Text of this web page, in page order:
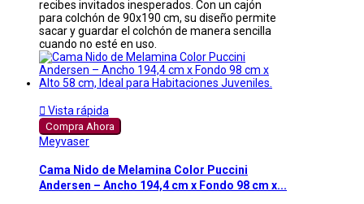
recibes invitados inesperados. Con un cajón
para colchón de 90x190 cm, su diseño permite
sacar y guardar el colchón de manera sencilla
cuando no esté en uso.
 Vista rápida
Compra Ahora
Meyvaser
Cama Nido de Melamina Color Puccini
Andersen – Ancho 194,4 cm x Fondo 98 cm x...